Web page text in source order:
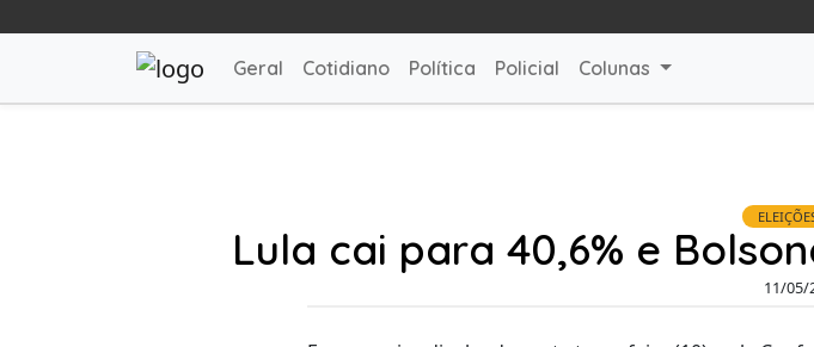
Geral Cotidiano Política Policial Colunas
Lula cai para 40,6% e
11/05/